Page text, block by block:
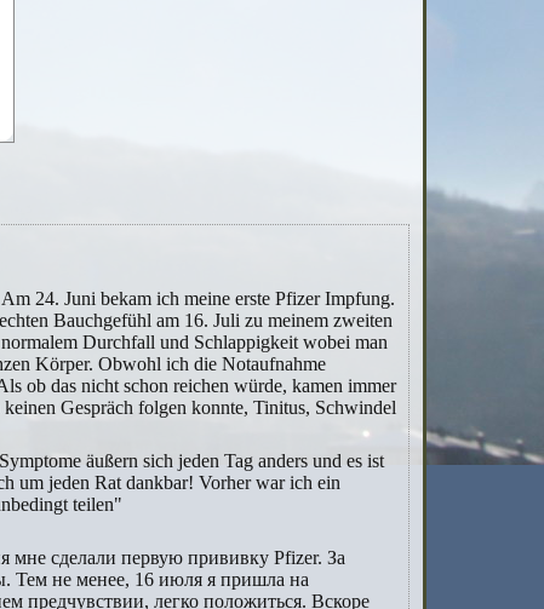
24. Juni bekam ich meine erste Pfizer Impfung.
Bauchgefühl am 16. Juli zu meinem zweiten
Durchfall und Schlappigkeit wobei man
Körper. Obwohl ich die Notaufnahme
ob das nicht schon reichen würde, kamen immer
Gespräch folgen konnte, Tinitus, Schwindel
äußern sich jeden Tag anders und es ist
um jeden Rat dankbar! Vorher war ich ein
teilen"
мне сделали первую прививку Pfizer. За
Тем не менее, 16 июля я пришла на
предчувствии, легко положиться. Вскоре